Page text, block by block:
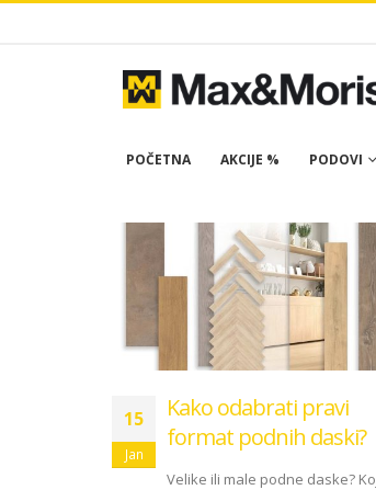
POČETNA AKCIJE % PODOVI
15
Jan
Kako odabrati pravi
format podnih daski?
Velike ili male podne daske?